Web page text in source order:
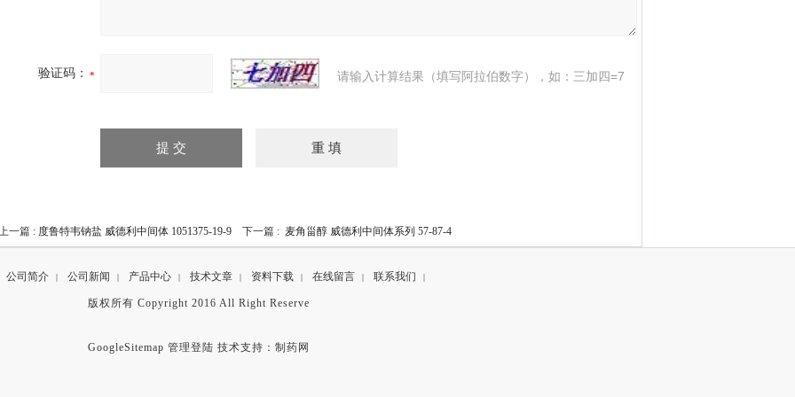
验证码： 请输入计算结果（填写阿拉伯数字），如：三加四=7
一篇 : 度鲁特韦钠盐 威德利中间体 1051375-19-9 下一篇 : 麦角甾醇 威德利中间体系列 57-87-4
公司简介 | 公司新闻 | 产品中心 | 技术文章 | 资料下载 | 在线留言 | 联系我们 |
版权所有 Copyright 2016 All Right Reserve
GoogleSitemap 管理登陆 技术支持： 制药网